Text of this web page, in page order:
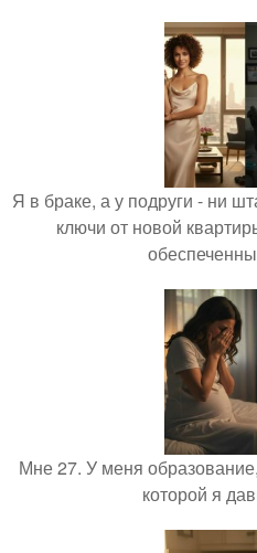
Я в браке, а у подруги - ни
ключи от новой
Мне 27. У меня
которой я